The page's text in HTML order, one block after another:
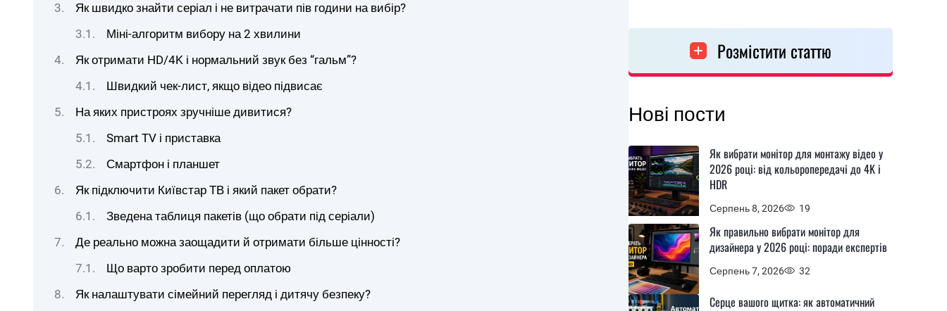
Як швидко знайти серіал і не витрачати пів години на вибір?
Міні-алгоритм вибору на 2 хвилини
Як отримати HD/4K і нормальний звук без “гальм”?
Швидкий чек-лист, якщо відео підвисає
На яких пристроях зручніше дивитися?
Smart TV і приставка
Смартфон і планшет
Як підключити Київстар ТВ і який пакет обрати?
Зведена таблиця пакетів (що обрати під серіали)
Де реально можна заощадити й отримати більше цінності?
Що варто зробити перед оплатою
Як налаштувати сімейний перегляд і дитячу безпеку?
Розмістити статтю
Нові пости
Серпень 8, 2026 19
Як вибрати монітор для монтажу відео у
2026 році: від кольоропередачі до 4K і
HDR
Серпень 7, 2026 32
Як правильно вибрати монітор для
дизайнера у 2026 році: поради експертів
Серце вашого щитка: як автоматичний